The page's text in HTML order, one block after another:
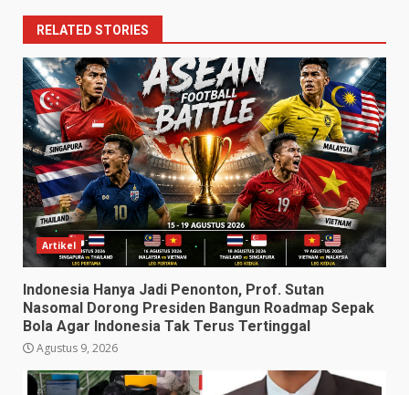
RELATED STORIES
Artikel
Indonesia Hanya Jadi Penonton, Prof. Sutan
Nasomal Dorong Presiden Bangun Roadmap Sepak
Bola Agar Indonesia Tak Terus Tertinggal
Agustus 9, 2026